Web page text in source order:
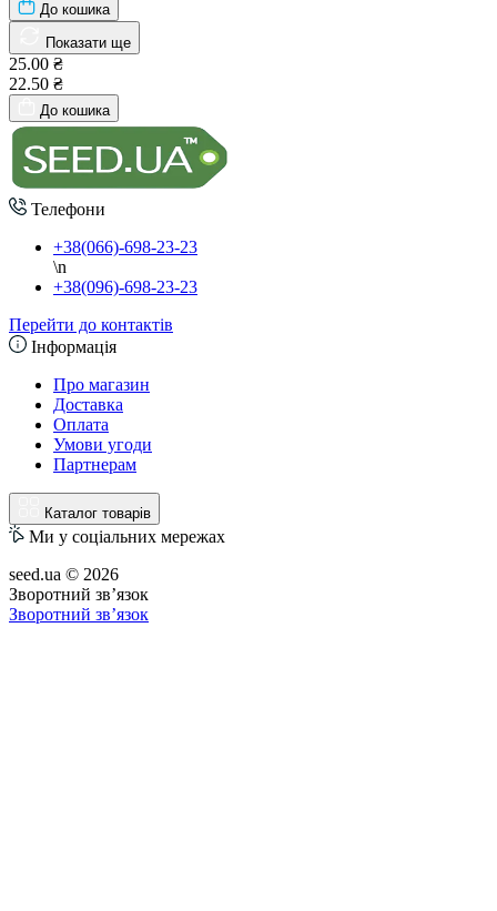
До кошика
Показати ще
25.00 ₴
22.50 ₴
До кошика
Телефони
+38(066)-698-23-23
\n
+38(096)-698-23-23
Перейти до контактів
Інформація
Про магазин
Доставка
Оплата
Умови угоди
Партнерам
Каталог товарів
Ми у соціальних мережах
seed.ua © 2026
Зворотний зв’язок
Зворотний зв’язок